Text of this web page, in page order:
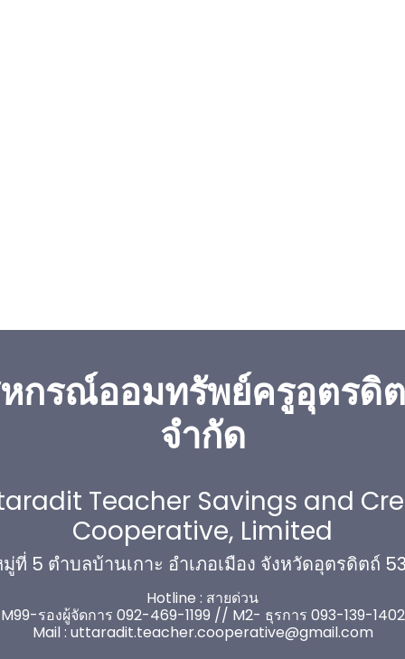
กรณ์ออมทรัพย์ครูอุตรดิ
จำกัด
Teacher Savings and
Cooperative, Limited
ที่ 5 ตำบลบ้านเกาะ อำเภอเมือง จังหวัดอุตรดิตถ์
Hotline : สายด่วน
M99-รองผู้จัดการ 092-469-1199 // M2- ธุรการ 093-139-1402
Mail :uttaradit.teacher.cooperative@gmail.com